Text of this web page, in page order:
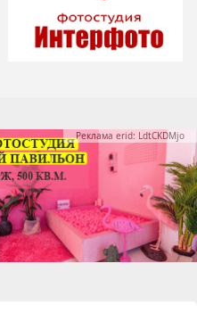
Реклама erid: LdtCKDMjo